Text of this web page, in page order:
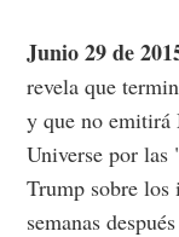
Junio 29 de
revela que
y que no emitirá
Universe por las
Trump sobre los
semanas